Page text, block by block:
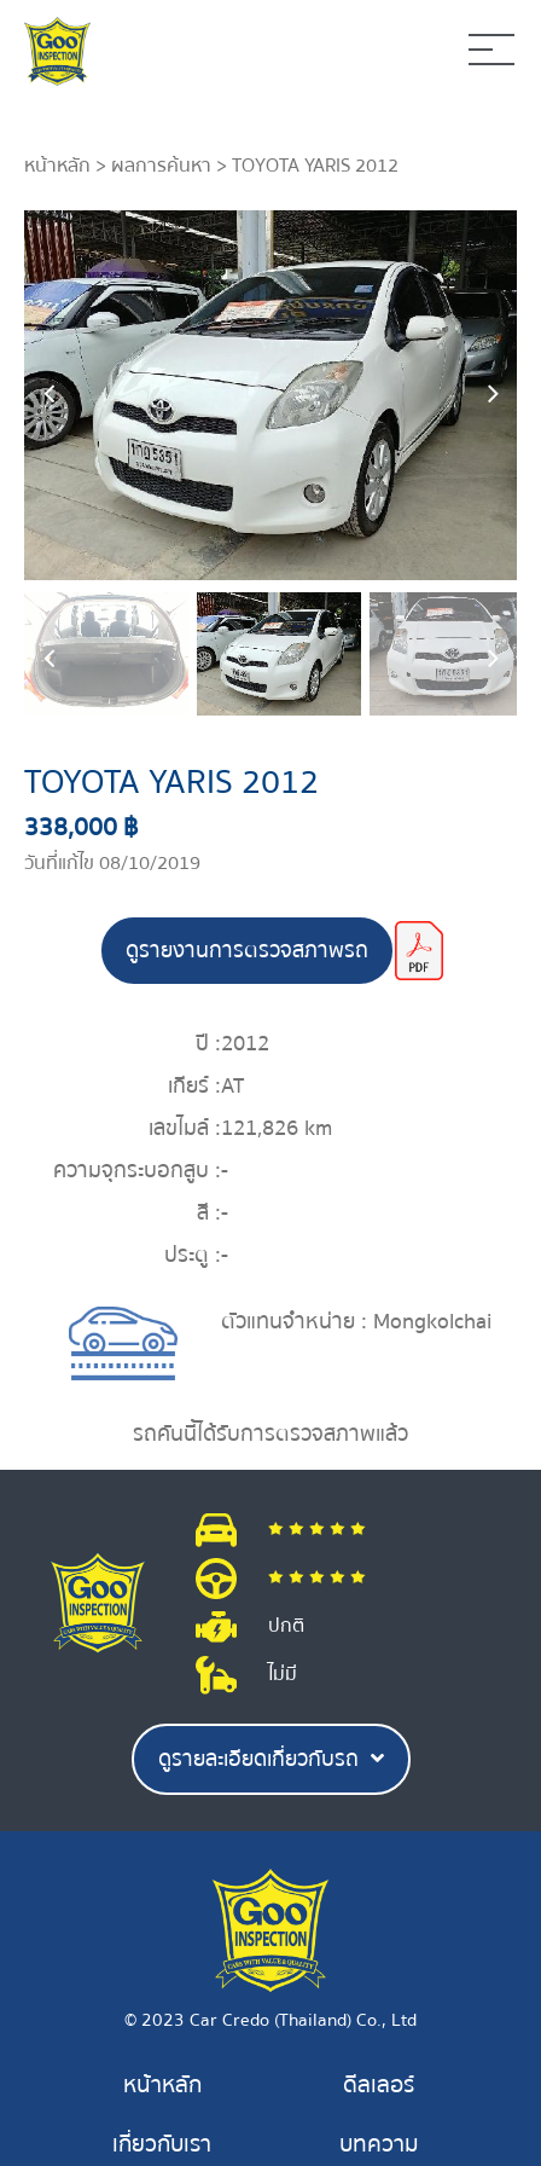
หน้าหลัก > ผลการค้นหา > TOYOTA YARIS 2012
TOYOTA YARIS 2012
338,000 ฿
วันที่แก้ไข 08/10/2019
ดูรายงานการตรวจสภาพรถ
ปี :2012
เกียร์ :AT
เลขไมล์ :121,826 km
ความจุกระบอกสูบ :-
สี :-
ประตู :-
ตัวแทนจำหน่าย : Mongkolchai
รถคันนี้ได้รับการตรวจสภาพแล้ว
ปกติ
ไม่มี
ดูรายละเอียดเกี่ยวกับรถ
© 2023 Car Credo (Thailand) Co., Ltd
หน้าหลัก
เกี่ยวกับเรา
ดีลเลอร์
บทความ